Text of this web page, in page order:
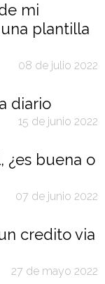
mi
plantilla
08 de julio 2022
diario
15 de junio 2022
¿es buena o
07 de junio 2022
credito via
27 de mayo 2022